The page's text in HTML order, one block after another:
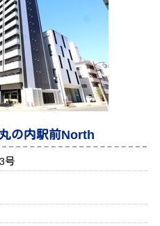
の内駅前North
号